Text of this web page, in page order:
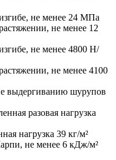
не менее 24 МПа
не менее 12
не менее 4800 Н/
не менее 4100
выдергиванию шурупов
разовая нагрузка
нагрузка 39 кг/м²
не менее 6 кДж/м²